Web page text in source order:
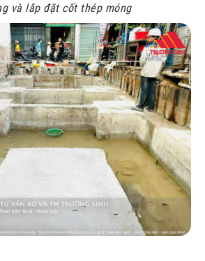
và lắp đặt cốt thép móng